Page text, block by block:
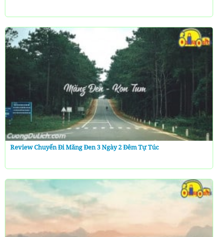
Review Chuyến Đi Măng Đen 3 Ngày 2 Đêm Tự Túc